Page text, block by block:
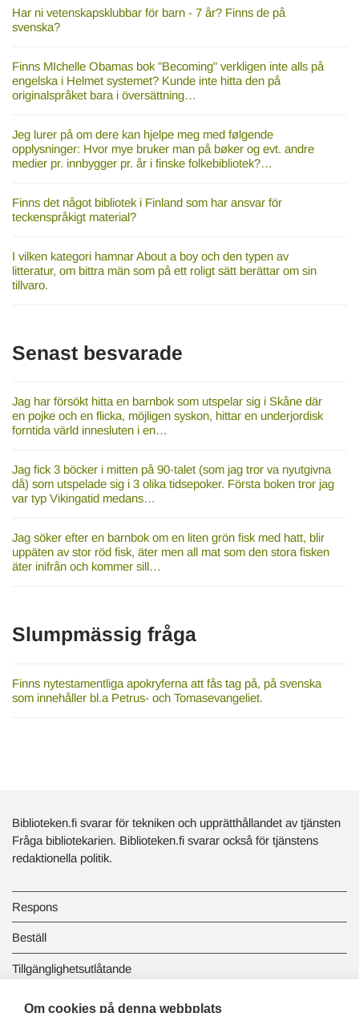
Har ni vetenskapsklubbar för barn - 7 år? Finns de på
svenska?
Finns MIchelle Obamas bok "Becoming" verkligen inte alls på
engelska i Helmet systemet? Kunde inte hitta den på
originalspråket bara i översättning…
Jeg lurer på om dere kan hjelpe meg med følgende
opplysninger: Hvor mye bruker man på bøker og evt. andre
medier pr. innbygger pr. år i finske folkebibliotek?…
Finns det något bibliotek i Finland som har ansvar för
teckenspråkigt material?
I vilken kategori hamnar About a boy och den typen av
litteratur, om bittra män som på ett roligt sätt berättar om sin
tillvaro.
Senast besvarade
Jag har försökt hitta en barnbok som utspelar sig i Skåne där
en pojke och en flicka, möjligen syskon, hittar en underjordisk
forntida värld innesluten i en…
Jag fick 3 böcker i mitten på 90-talet (som jag tror va nyutgivna
då) som utspelade sig i 3 olika tidsepoker. Första boken tror jag
var typ Vikingatid medans…
Jag söker efter en barnbok om en liten grön fisk med hatt, blir
uppäten av stor röd fisk, äter men all mat som den stora fisken
äter inifrån och kommer sill…
Slumpmässig fråga
Finns nytestamentliga apokryferna att fås tag på, på svenska
som innehåller bl.a Petrus- och Tomasevangeliet.
Biblioteken.fi svarar för tekniken och upprätthållandet av tjänsten
Fråga bibliotekarien. Biblioteken.fi svarar också för tjänstens
redaktionella politik.
Respons
Beställ
Tillgänglighetsutlåtande
Dataskydd och registerbeskrivningar
Om cookies på denna webbplats